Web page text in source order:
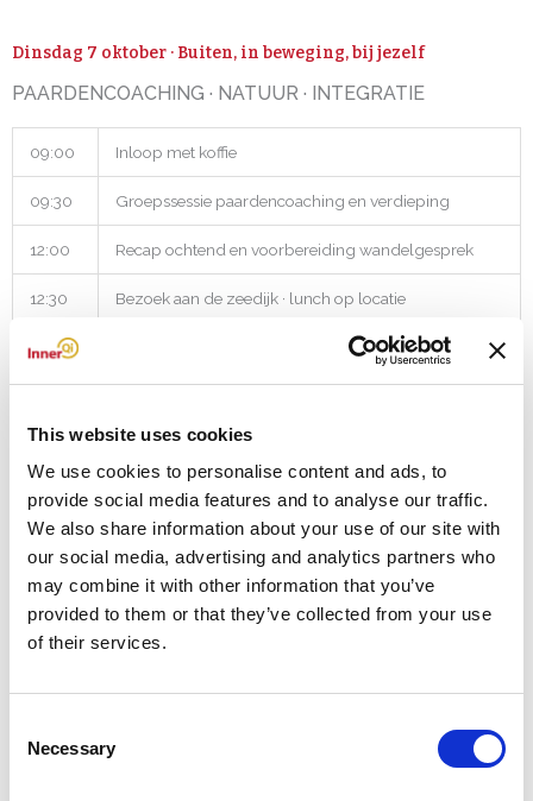
This website uses cookies
We use cookies to personalise content and ads, to
provide social media features and to analyse our traffic.
We also share information about your use of our site with
our social media, advertising and analytics partners who
may combine it with other information that you’ve
provided to them or that they’ve collected from your use
of their services.
Selection
Necessary
Dinsdag 7 oktober · Buiten, in beweging, bij jezelf
PAARDENCOACHING · NATUUR · INTEGRATIE
09:00 Inloop met koffie
09:30 Groepssessie paardencoaching en verdieping
12:00 Recap ochtend en voorbereiding wandelgesprek
12:30 Bezoek aan de zeedijk · lunch op locatie
13:30
17:00 Einde programma
HET TEAM
Drie mensen. Drie perspectieven.